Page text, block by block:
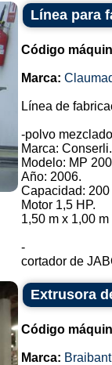
Línea para
Código
Marca:
Línea de
-polvo
Marca: Conserli.
Modelo: MP
Año: 2006.
Capacidad: 200
Motor 1,5 HP.
1,50 m x 1,00
-
cortador de
Extrusora
Código
Marca: